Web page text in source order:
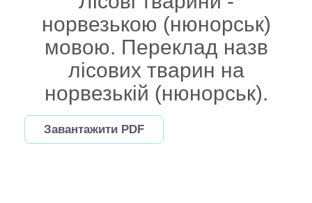
норвезькою (нюнорськ)
мовою. Переклад назв
лісових тварин на
норвезькій (нюнорськ).
Завантажити PDF